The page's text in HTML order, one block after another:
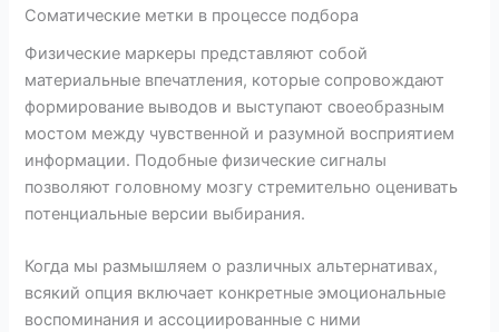
Соматические метки в процессе подбора
Физические маркеры представляют собой
материальные впечатления, которые сопровождают
формирование выводов и выступают своеобразным
мостом между чувственной и разумной восприятием
информации. Подобные физические сигналы
позволяют головному мозгу стремительно оценивать
потенциальные версии выбирания.
Когда мы размышляем о различных альтернативах,
всякий опция включает конкретные эмоциональные
воспоминания и ассоциированные с ними